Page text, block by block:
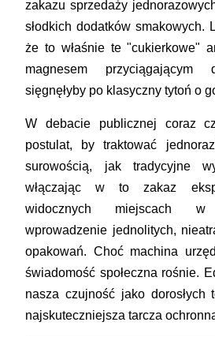
zakazu sprzedaży
słodkich dodatków smakowych.
że to właśnie te "cukierkowe"
magnesem
sięgnęłyby po klasyczny tytoń o
W debacie publicznej coraz
postulat, by traktować
surowością, jak tradycyjne
włączając w to zakaz
widocznych miejscach
wprowadzenie jednolitych,
opakowań. Choć machina
świadomość społeczna rośnie.
nasza czujność jako dorosłych
najskuteczniejsza tarcza